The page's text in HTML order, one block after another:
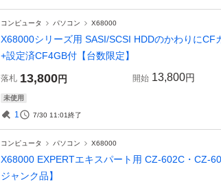
コンピュータ パソコン X68000
X68000シリーズ用 SASI/SCSI HDDのかわりにCF
+設定済CF4GB付【台数限定】
落札 13,800円 開始 13,800円
未使用
1 7/30 11:01終了
コンピュータ パソコン X68000
X68000 EXPERTエキスパート用 CZ-602C・CZ-
ジャンク品】